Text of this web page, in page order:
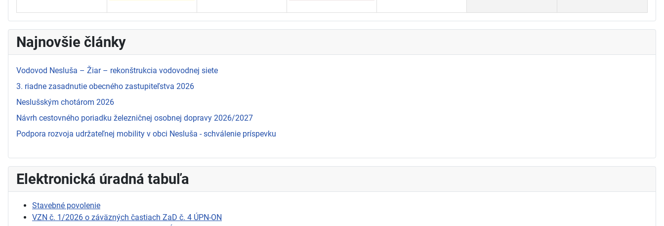
Najnovšie články
Vodovod Nesluša – Žiar – rekonštrukcia vodovodnej siete
3. riadne zasadnutie obecného zastupiteľstva 2026
Neslušským chotárom 2026
Návrh cestovného poriadku železničnej osobnej dopravy 2026/2027
Podpora rozvoja udržateľnej mobility v obci Nesluša - schválenie príspevku
Elektronická úradná tabuľa
Stavebné povolenie
VZN č. 1/2026 o záväzných častiach ZaD č. 4 ÚPN-ON